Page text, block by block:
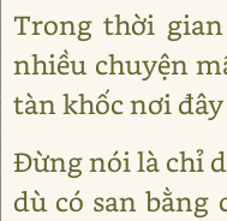
Trong thời
nhiều chuyện
tàn khốc nơi
Đừng nói là chỉ
dù có san bằng